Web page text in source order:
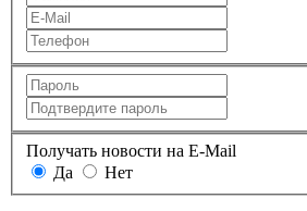
Получать новости на E-Mail
Да
Нет